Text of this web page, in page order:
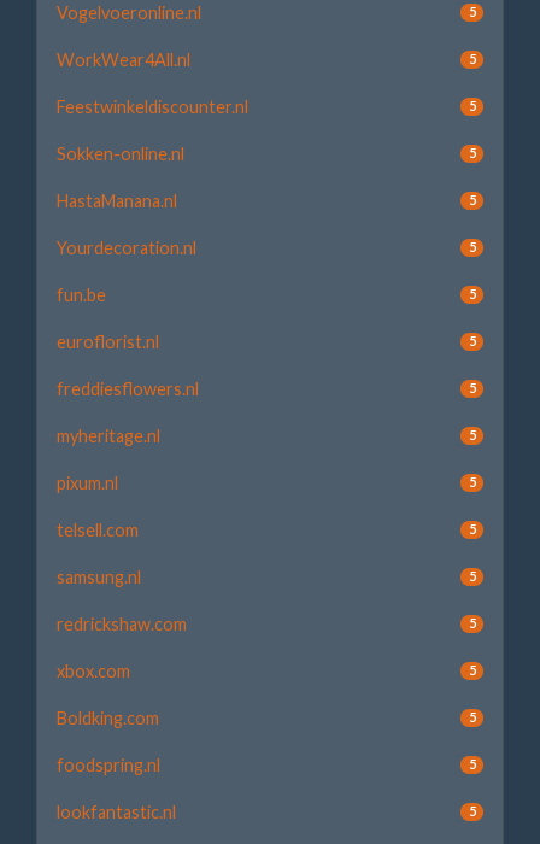
Vogelvoeronline.nl 5
WorkWear4All.nl 5
Feestwinkeldiscounter.nl 5
Sokken-online.nl 5
HastaManana.nl 5
Yourdecoration.nl 5
fun.be 5
euroflorist.nl 5
freddiesflowers.nl 5
myheritage.nl 5
pixum.nl 5
telsell.com 5
samsung.nl 5
redrickshaw.com 5
xbox.com 5
Boldking.com 5
foodspring.nl 5
lookfantastic.nl 5